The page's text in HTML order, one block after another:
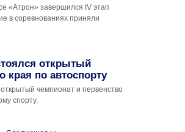
«Атрон» завершился IV этап
в соревнованиях приняли
открытый
края по автоспорту
чемпионат и первенство
спорту.